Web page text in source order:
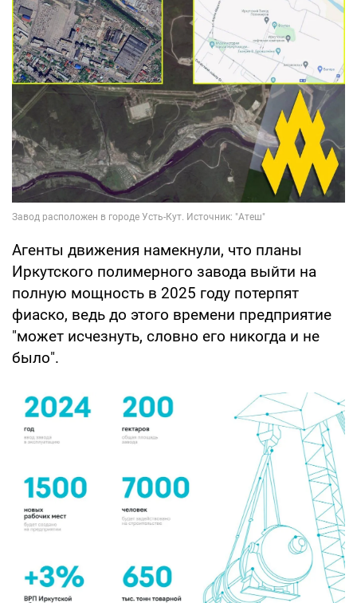
Агенты движения намекнули, что планы
Иркутского полимерного завода выйти на
полную мощность в 2025 году потерпят
фиаско, ведь до этого времени предприятие
"может исчезнуть, словно его никогда и не
было".